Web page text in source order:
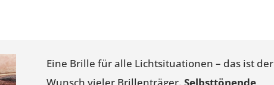
Eine Brille für alle Lichtsituationen – das ist der
Wunsch vieler Brillenträger. Selbsttönende